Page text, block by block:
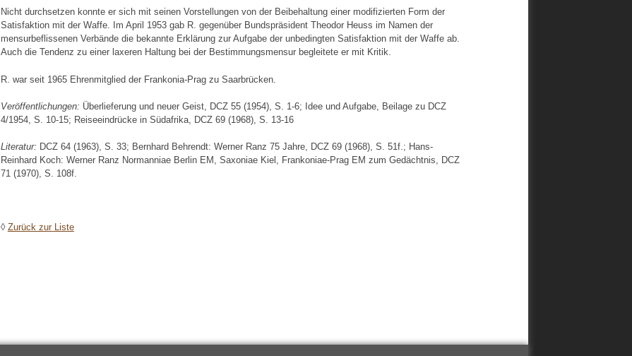
Nicht durchsetzen konnte er sich mit seinen Vorstellungen von der Beibehaltung einer modifizierten Form der
Satisfaktion mit der Waffe. Im April 1953 gab R. gegenüber Bundspräsident Theodor Heuss im Namen der
mensurbeflissenen Verbände die bekannte Erklärung zur Aufgabe der unbedingten Satisfaktion mit der Waffe ab.
Auch die Tendenz zu einer laxeren Haltung bei der Bestimmungsmensur begleitete er mit Kritik.
R. war seit 1965 Ehrenmitglied der Frankonia-Prag zu Saarbrücken.
Veröffentlichungen: Überlieferung und neuer Geist, DCZ 55 (1954), S. 1-6; Idee und Aufgabe, Beilage zu DCZ
4/1954, S. 10-15; Reiseeindrücke in Südafrika, DCZ 69 (1968), S. 13-16
Literatur: DCZ 64 (1963), S. 33; Bernhard Behrendt: Werner Ranz 75 Jahre, DCZ 69 (1968), S. 51f.; Hans-
Reinhard Koch: Werner Ranz Normanniae Berlin EM, Saxoniae Kiel, Frankoniae-Prag EM zum Gedächtnis, DCZ
71 (1970), S. 108f.
◊ Zurück zur Liste